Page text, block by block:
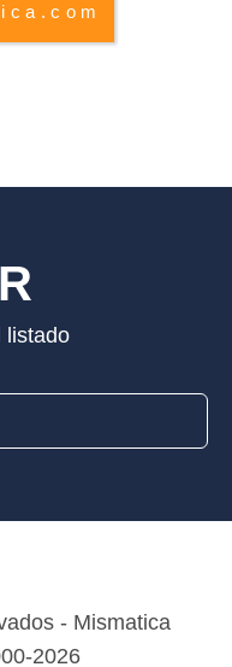
listado
- Mismatica
2026